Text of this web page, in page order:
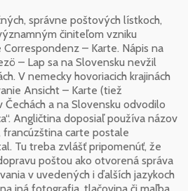
správne poštových lístkoch,
činiteľom vzniku
– Karte. Nápis na
– Lap sa na Slovensku nevžil
V nemecky hovoriacich krajinách
Ansicht – Karte (tiež
Čechách a na Slovensku odvodilo
Angličtina doposiaľ používa názov
carte postale
Tu treba zvlášť pripomenúť, že
poštou ako otvorená správa
v uvedených i ďalších jazykoch